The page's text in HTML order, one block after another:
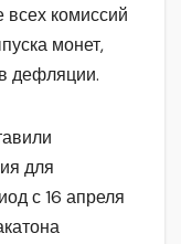
всех комиссий
монет,
дефляции.
для
с 16 апреля